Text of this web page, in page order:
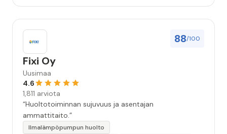
88/100
Fixi Oy
Uusimaa
4.6
1,811 arviota
“Huoltotoiminnan sujuvuus ja asentajan
ammattitaito.”
Ilmalämpöpumpun huolto